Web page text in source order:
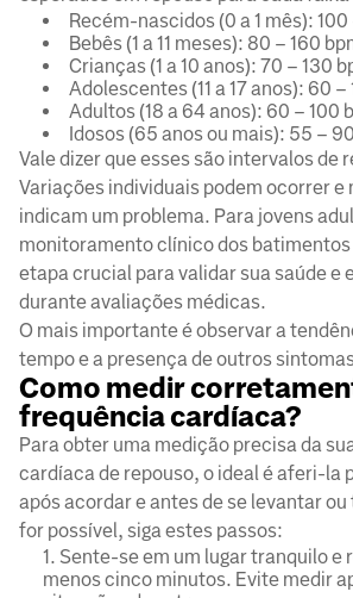
Recém-nascidos (0 a 1 mês): 100
Bebês (1 a 11 meses): 80 – 160
Crianças (1 a 10 anos): 70 – 130
Adolescentes (11 a 17 anos): 60 –
Adultos (18 a 64 anos): 60 – 100
Idosos (65 anos ou mais): 55 –
Vale dizer que esses são intervalos de
Variações individuais podem ocorrer e
indicam um problema. Para jovens
monitoramento clínico dos
etapa crucial para validar sua saúde e
durante avaliações médicas.
O mais importante é observar a
tempo e a presença de outros
Como medir
frequência cardíaca?
Para obter uma medição precisa da
cardíaca de repouso, o ideal é aferi-la
após acordar e antes de se levantar
for possível, siga estes passos:
Sente-se em um lugar tranquilo e
menos cinco minutos. Evite medir